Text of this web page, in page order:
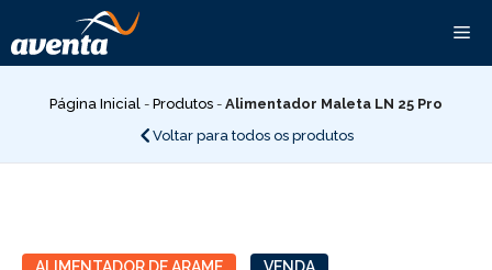
para
o
conteúdoPágina Inicial - Produtos - Alimentador Maleta LN 25 Pro
Voltar para todos os produtos
ALIMENTADOR DE ARAME VENDA